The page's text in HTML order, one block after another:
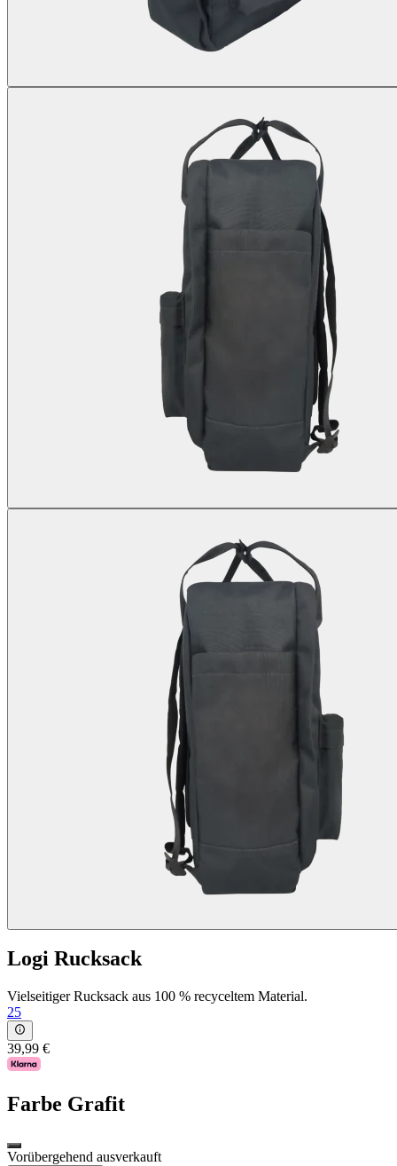
Logi Rucksack
Vielseitiger Rucksack aus 100 % recyceltem Material.
25
39,99 €
Farbe Grafit
Vorübergehend ausverkauft